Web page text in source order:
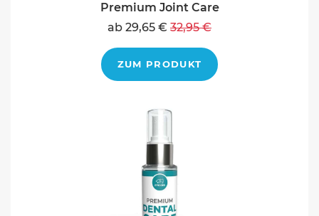
Premium Joint Care
ab 29,65 € 32,95 €
ZUM PRODUKT